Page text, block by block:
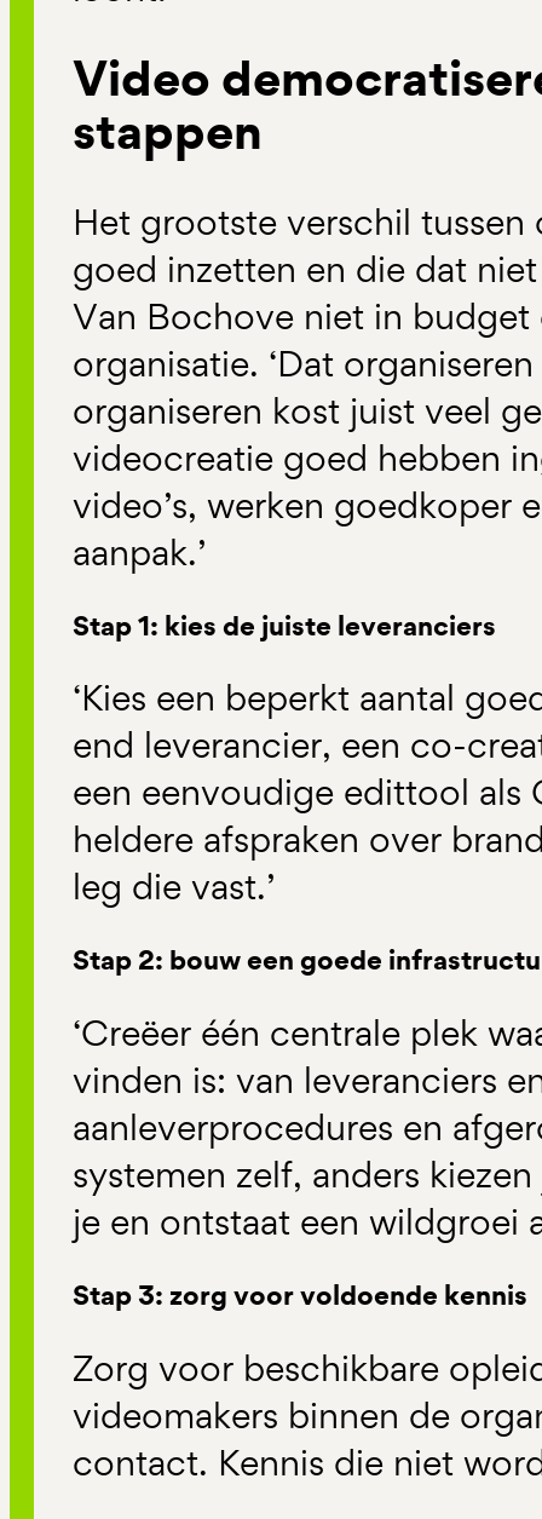
Video
stappen
Het grootste verschil
goed inzetten en die dat
Van Bochove niet in budget
organisatie. ‘Dat
organiseren kost juist veel
videocreatie goed hebben
video’s, werken goedkoper
aanpak.’
Stap 1: kies de juiste leveranciers
‘Kies een beperkt aantal
end leverancier, een co-
een eenvoudige edittool als
heldere afspraken over
leg die vast.’
Stap 2: bouw een goede
‘Creëer één centrale plek
vinden is: van leveranciers
aanleverprocedures en
systemen zelf, anders
je en ontstaat een wildgroei
Stap 3: zorg voor voldoende kennis
Zorg voor beschikbare
videomakers binnen de
contact. Kennis die niet